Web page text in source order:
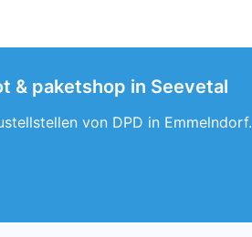
& paketshop in Seevetal
von DPD in Emmelndorf.